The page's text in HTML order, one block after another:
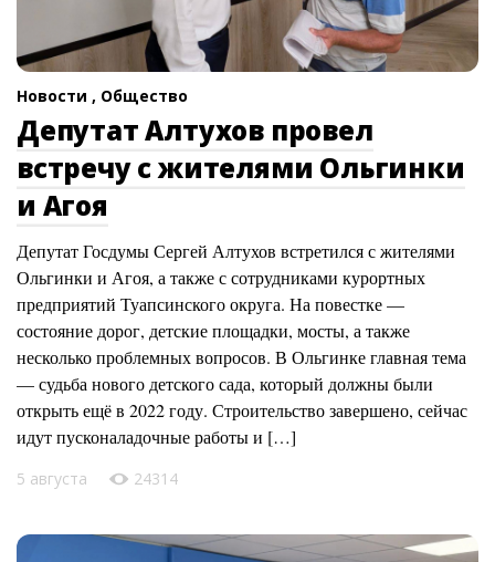
Новости , Общество
Депутат Алтухов провел
встречу с жителями Ольгинки
и Агоя
Депутат Госдумы Сергей Алтухов встретился с жителями
Ольгинки и Агоя, а также с сотрудниками курортных
предприятий Туапсинского округа. На повестке —
состояние дорог, детские площадки, мосты, а также
несколько проблемных вопросов. В Ольгинке главная тема
— судьба нового детского сада, который должны были
открыть ещё в 2022 году. Строительство завершено, сейчас
идут пусконаладочные работы и […]
5 августа 24314